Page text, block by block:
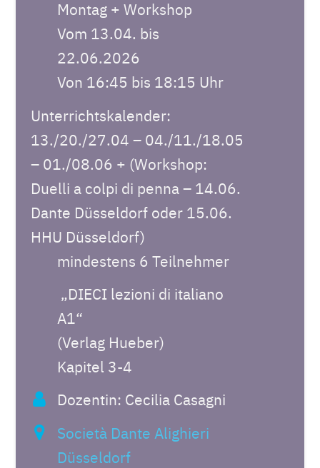
Montag + Workshop
Vom 13.04. bis
22.06.2026
Von 16:45 bis 18:15 Uhr
Unterrichtskalender:
13./20./27.04 – 04./11./18.05
– 01./08.06 + (Workshop:
Duelli a colpi di penna – 14.06.
Dante Düsseldorf oder 15.06.
HHU Düsseldorf)
mindestens 6 Teilnehmer
„DIECI lezioni di italiano
A1“
(Verlag Hueber)
Kapitel 3-4
Dozentin: Cecilia Casagni
Società Dante Alighieri
Düsseldorf